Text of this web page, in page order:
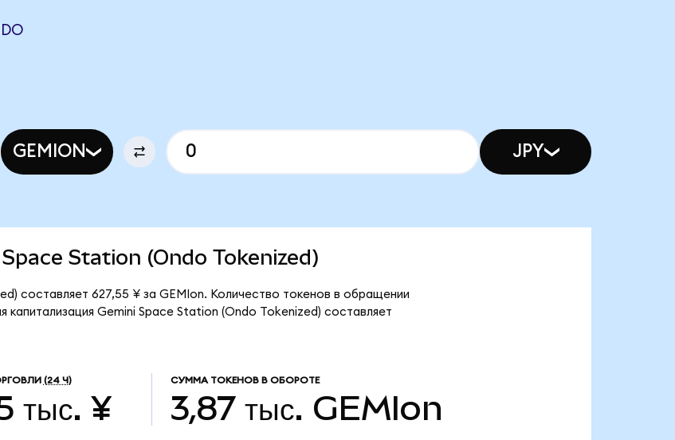
GEMION JPY
Space Station (Ondo Tokenized)
составляет 627,55 ¥ за GEMIon. Количество токенов в обращении
Gemini Space Station (Ondo Tokenized) составляет
(24 Ч)
тыс. ¥
СУММА ТОКЕНОВ В ОБОРОТЕ
3,87 тыс. GEMIon